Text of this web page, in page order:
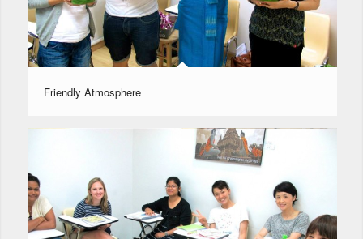
Friendly Atmosphere